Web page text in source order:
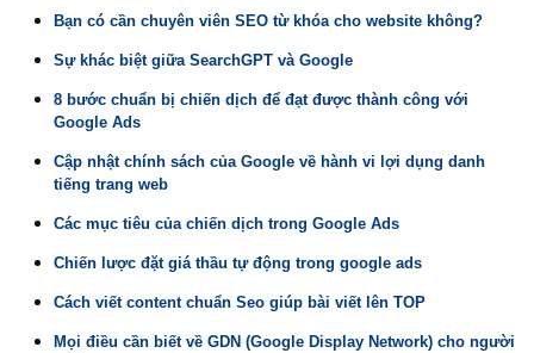
Bạn có cần chuyên viên SEO từ khóa cho website không?
Sự khác biệt giữa SearchGPT và Google
8 bước chuẩn bị chiến dịch để đạt được thành công với
Google Ads
Cập nhật chính sách của Google về hành vi lợi dụng danh
tiếng trang web
Các mục tiêu của chiến dịch trong Google Ads
Chiến lược đặt giá thầu tự động trong google ads
Cách viết content chuẩn Seo giúp bài viết lên TOP
Mọi điều cần biết về GDN (Google Display Network) cho người